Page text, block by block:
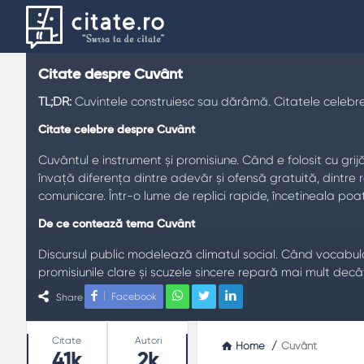
Citate despre Cuvânt
TL;DR: Cuvintele construiesc sau dărâmă. Citatele
Citate celebre despre Cuvânt
Cuvântul e instrument și promisiune. Când e folosit cu
învață diferența dintre adevăr și ofensă gratuită, dintre
comunicare. Într-o lume de replici rapide, încetineala
De ce contează tema Cuvânt
Discursul public modelează climatul social. Când
promisiunile clare și scuzele sincere repară mai mult
Teme frecvente
: spațiu pentru înțelegere.
Share Facebook
Home / Cuvânt
Stats
Citate Autori